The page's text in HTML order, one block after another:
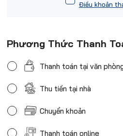
Điều khoản
Phương Thức Thanh
Thanh toán tại văn
Thu tiền tại nhà
Chuyển khoản
Thanh toán online